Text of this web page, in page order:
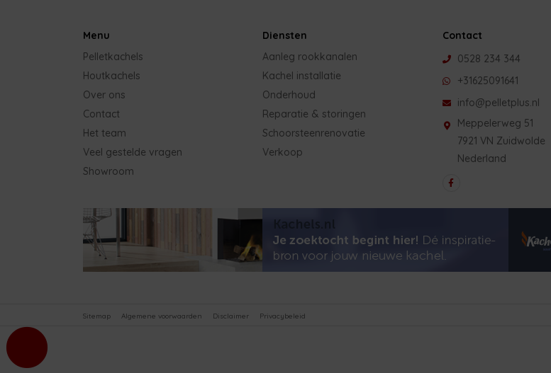
Menu
Pelletkachels
Houtkachels
Over ons
Contact
Het team
Veel gestelde vragen
Showroom
Diensten
Aanleg rookkanalen
Kachel installatie
Onderhoud
Reparatie & storingen
Schoorsteenrenovatie
Verkoop
Contact
0528 234 344
+31625091641
info@pelletplus.nl
Meppelerweg 51
7921 VN Zuidwolde
Nederland
Sitemap Algemene voorwaarden Disclaimer Privacybeleid